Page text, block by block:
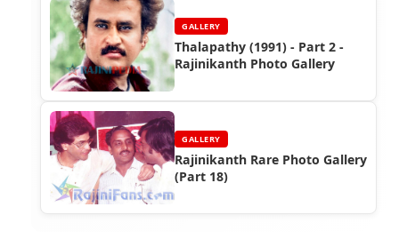
GALLERY
Thalapathy (1991) - Part 2 -
Rajinikanth Photo Gallery
GALLERY
Rajinikanth Rare Photo Gallery
(Part 18)